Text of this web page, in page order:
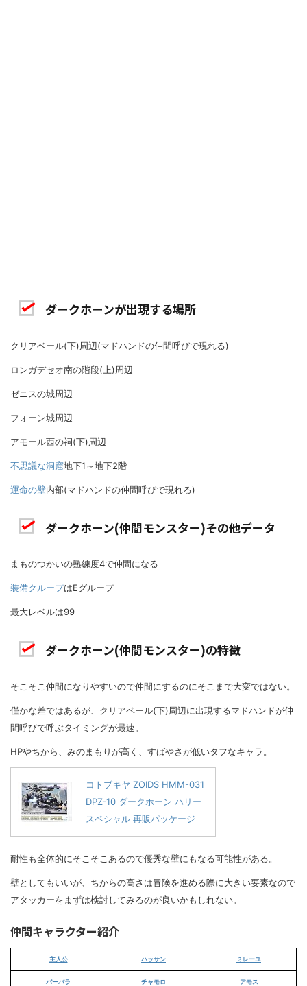
ダークホーンが出現する場所
クリアベール(下)周辺(マドハンドの仲間呼びで現れる)
ロンガデセオ南の階段(上)周辺
ゼニスの城周辺
フォーン城周辺
アモール西の祠(下)周辺
不思議な洞窟地下1～地下2階
運命の壁内部(マドハンドの仲間呼びで現れる)
ダークホーン(仲間モンスター)その他データ
まものつかいの熟練度4で仲間になる
装備クループはEグループ
最大レベルは99
ダークホーン(仲間モンスター)の特徴
そこそこ仲間になりやすいので仲間にするのにそこまで大変ではない。
僅かな差ではあるが、クリアベール(下)周辺に出現するマドハンドが仲
間呼びで呼ぶタイミングが最速。
HPやちから、みのまもりが高く、すばやさが低いタフなキャラ。
コトブキヤ ZOIDS HMM-031
DPZ-10 ダークホーン ハリー
スペシャル 再販パッケージ
耐性も全体的にそこそこあるので優秀な壁にもなる可能性がある。
壁としてもいいが、ちからの高さは冒険を進める際に大きい要素なので
アタッカーをまずは検討してみるのが良いかもしれない。
仲間キャラクター紹介
主人公 ハッサン ミレーユ
バーバラ チャモロ アモス